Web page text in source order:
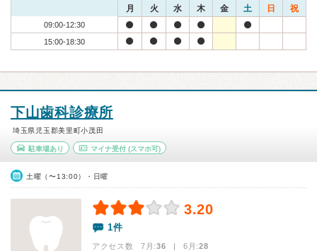
月 火 水 木 金 土 日 祝
09:00-12:30
15:00-18:30
下山歯科診療所
埼玉県児玉郡美里町小茂田
駐車場あり マイナ受付(スマホ可)
土曜（〜13:00）・日曜
3.20
1件
アクセス数 7月:36 | 6月:28